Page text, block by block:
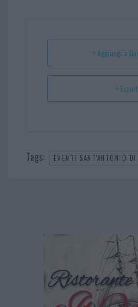
t p
+ Aggiungi a
+
Tags: EVENTI SANT'ANTONIO DI